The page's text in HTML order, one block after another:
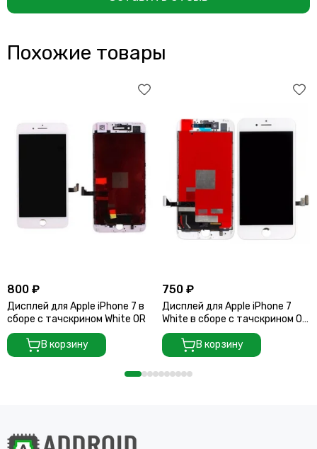
Похожие товары
800 ₽
Дисплей для Apple iPhone 7 в
сборе с тачскрином White OR
В корзину
750 ₽
Дисплей для Apple iPhone 7
White в сборе с тачскрином OR
100
В корзину